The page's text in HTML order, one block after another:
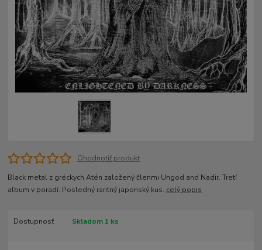
Ohodnotiť produkt
Black metal z gréckych Atén založený členmi Ungod and Nadir. Tretí
album v poradí. Posledný raritný japonský kus. celý popis
Dostupnosť Skladom 1 ks